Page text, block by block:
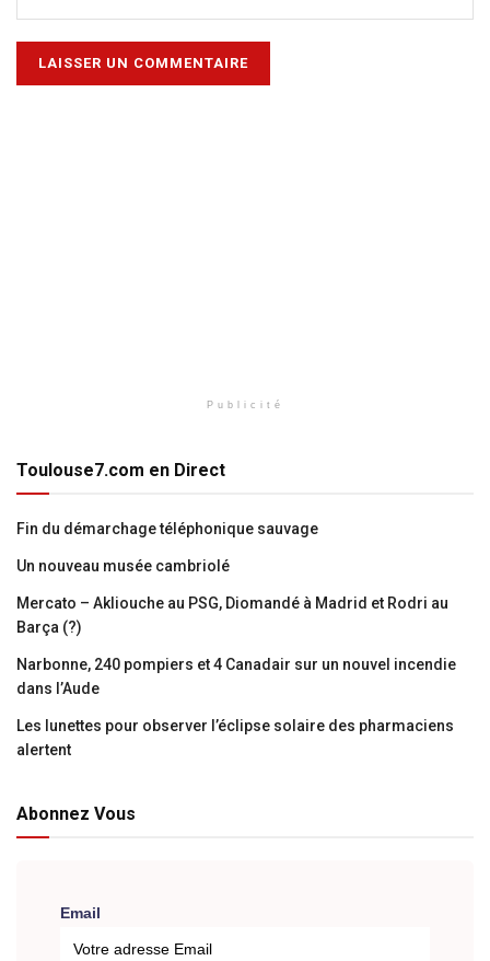
Publicité
Toulouse7.com en Direct
Fin du démarchage téléphonique sauvage
Un nouveau musée cambriolé
Mercato – Akliouche au PSG, Diomandé à Madrid et Rodri au
Barça (?)
Narbonne, 240 pompiers et 4 Canadair sur un nouvel incendie
dans l’Aude
Les lunettes pour observer l’éclipse solaire des pharmaciens
alertent
Abonnez Vous
Email